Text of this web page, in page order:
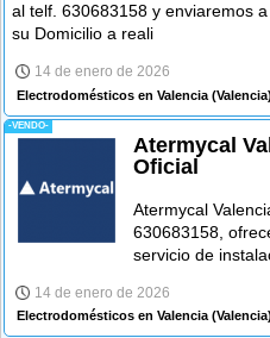
al telf. 630683158 y enviaremos
su Domicilio a reali
14 de enero de 2026
Electrodomésticos en Valencia (Valencia)
-VENDO-
Atermycal
Oficial
Atermycal
630683158,
servicio de
14 de enero de 2026
Electrodomésticos en Valencia (Valencia)